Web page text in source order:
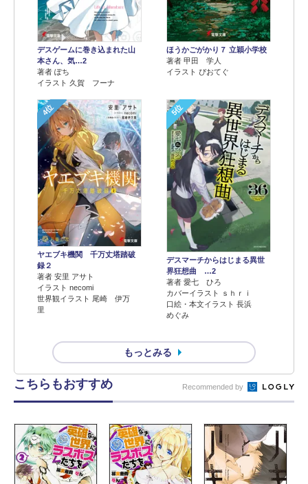
デスゲームに巻き込まれた山
本さん、気…2
著者 ぽち
イラスト 久賀 フーナ
ほうかごがかり７ 立穎小学校
著者 甲田 学人
イラスト ぴおてぐ
4位
ヤエブキ機関 千万丈塔踏破
録２
著者 安里 アサト
イラスト necomi
世界観イラスト 尾崎 伊万
里
5位
デスマーチからはじまる異世
界狂想曲 …2
著者 愛七 ひろ
カバーイラスト ｓｈｒｉ
口絵・本文イラスト 長浜
めぐみ
もっとみる
こちらもおすすめ Recommended by